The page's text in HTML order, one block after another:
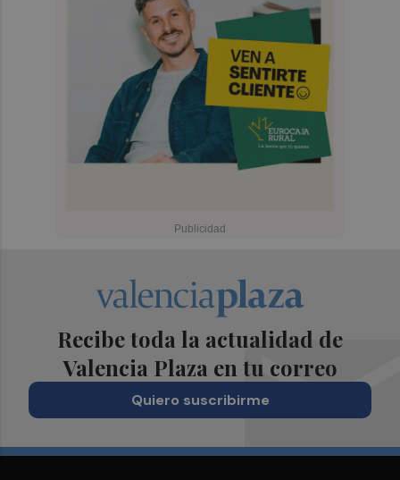
Recibe toda la actualidad de
Valencia Plaza en tu correo
Quiero suscribirme